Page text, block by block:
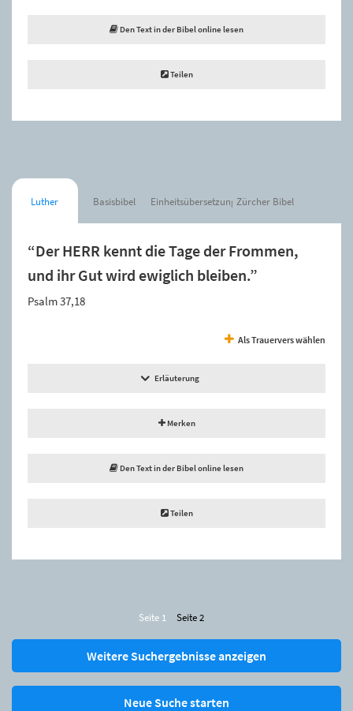
Den Text in der Bibel online lesen
Teilen
Luther Basisbibel Einheitsübersetzung Zürcher Bibel
“Der HERR kennt die Tage der Frommen,
und ihr Gut wird ewiglich bleiben.”
Psalm 37,18
Als Trauervers wählen
Erläuterung
Merken
Den Text in der Bibel online lesen
Teilen
Seite 1 Seite 2
Weitere Suchergebnisse anzeigen
Neue Suche starten